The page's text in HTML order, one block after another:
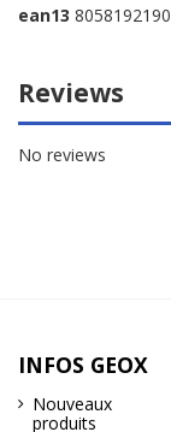
ean13
Reviews
No reviews
INFOS GEOX
Nouveaux
produits